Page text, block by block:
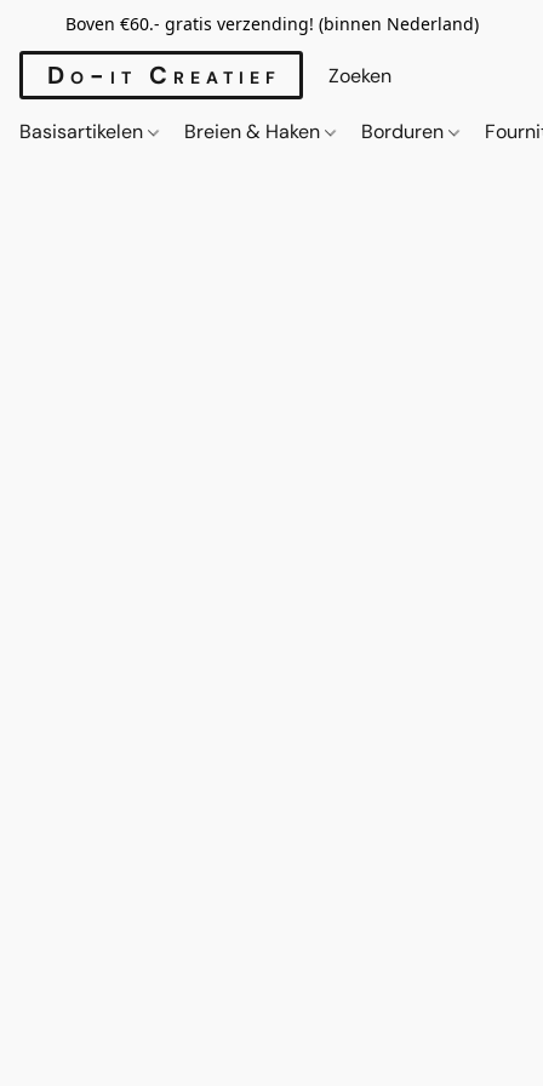
Boven €60.- gratis verzending! (binnen Nederland)
Do-it Creatief
Basisartikelen Breien & Haken Borduren